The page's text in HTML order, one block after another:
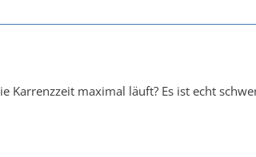
maximal läuft? Es ist echt